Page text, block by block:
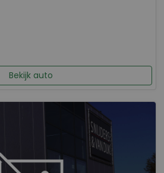
Bekijk auto